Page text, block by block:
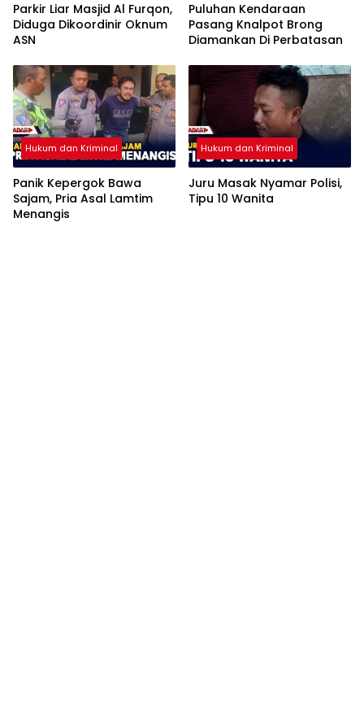
Parkir Liar Masjid Al Furqon,
Diduga Dikoordinir Oknum
ASN
Puluhan Kendaraan
Pasang Knalpot Brong
Diamankan Di Perbatasan
Hukum dan Kriminal
Panik Kepergok Bawa
Sajam, Pria Asal Lamtim
Menangis
Hukum dan Kriminal
Juru Masak Nyamar Polisi,
Tipu 10 Wanita